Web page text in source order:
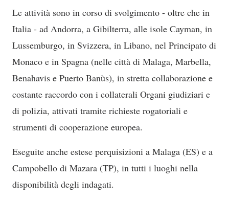
Le attività sono in corso di svolgimento - oltre che in
Italia - ad Andorra, a Gibilterra, alle isole Cayman, in
Lussemburgo, in Svizzera, in Libano, nel Principato di
Monaco e in Spagna (nelle città di Malaga, Marbella,
Benahavis e Puerto Banùs), in stretta collaborazione e
costante raccordo con i collaterali Organi giudiziari e
di polizia, attivati tramite richieste rogatoriali e
strumenti di cooperazione europea.
Eseguite anche estese perquisizioni a Malaga (ES) e a
Campobello di Mazara (TP), in tutti i luoghi nella
disponibilità degli indagati.